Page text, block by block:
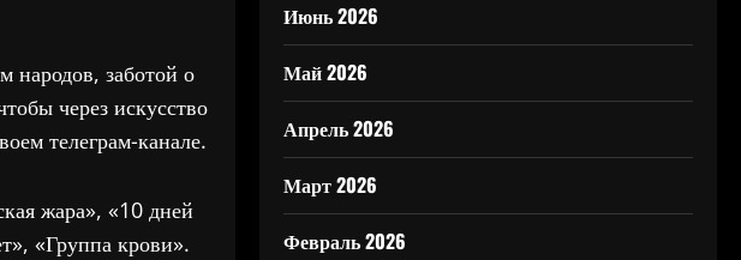
заботой о
через искусство
телеграм-канале.
жара», «10 дней
«Группа крови».
Июнь 2026
Май 2026
Апрель 2026
Март 2026
Февраль 2026